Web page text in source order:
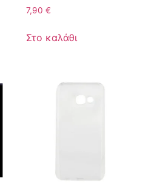
7,90 €
Στο καλάθι